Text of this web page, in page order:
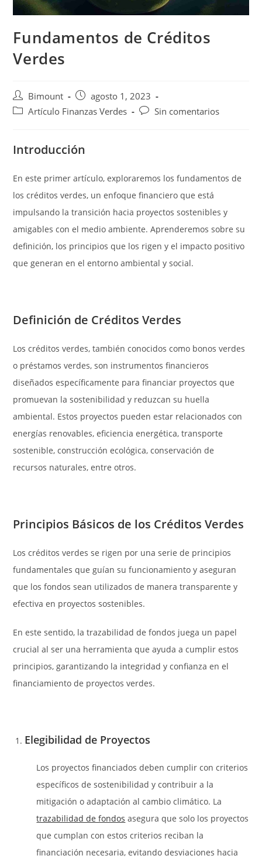
Fundamentos de Créditos
Verdes
Autor
de
Bimount
Publicación
de
agosto 1, 2023
Categoría
entrada:
Artículo Finanzas Verdes
Comentarios
Sin comentarios
Introducción
En este primer artículo, exploraremos los fundamentos de
los créditos verdes, un enfoque financiero que está
impulsando la transición hacia proyectos sostenibles y
amigables con el medio ambiente. Aprenderemos sobre su
definición, los principios que los rigen y el impacto positivo
que generan en el entorno ambiental y social.
Definición de Créditos Verdes
Los créditos verdes, también conocidos como bonos verdes
o préstamos verdes, son instrumentos financieros
diseñados específicamente para financiar proyectos que
promuevan la sostenibilidad y reduzcan su huella
ambiental. Estos proyectos pueden estar relacionados con
energías renovables, eficiencia energética, transporte
sostenible, construcción ecológica, conservación de
recursos naturales, entre otros.
Principios Básicos de los Créditos Verdes
Los créditos verdes se rigen por una serie de principios
fundamentales que guían su funcionamiento y aseguran
que los fondos sean utilizados de manera transparente y
efectiva en proyectos sostenibles.
En este sentido, la trazabilidad de fondos juega un papel
crucial al ser una herramienta que ayuda a cumplir estos
principios, garantizando la integridad y confianza en el
financiamiento de proyectos verdes.
Elegibilidad de Proyectos
Los proyectos financiados deben cumplir con criterios
específicos de sostenibilidad y contribuir a la
mitigación o adaptación al cambio climático. La
trazabilidad de fondos asegura que solo los proyectos
que cumplan con estos criterios reciban la
financiación necesaria, evitando desviaciones hacia